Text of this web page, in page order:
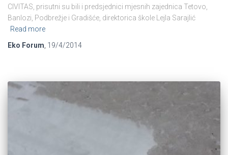
CIVITAS, prisutni su bili i predsjednici mjesnih zajednica Tetovo,
Banlozi, Podbrežje i Gradišće, direktorica škole Lejla Sarajlić
Read more
Eko Forum 19/4/2014